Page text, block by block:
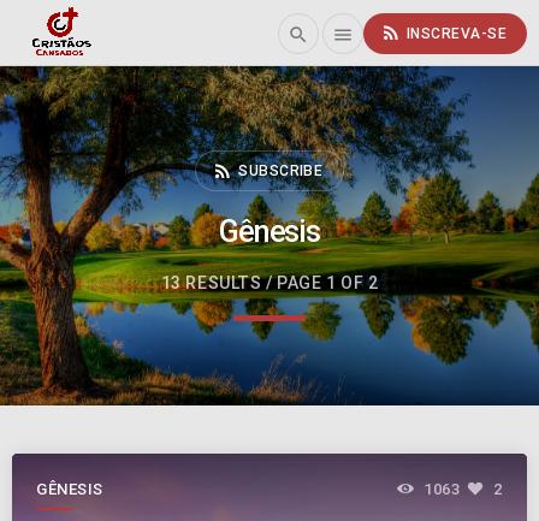
search menu rss_feed INSCREVA-SE
rss_feed SUBSCRIBE
Gênesis
13 RESULTS / PAGE 1 OF 2
GÊNESIS 1063 2